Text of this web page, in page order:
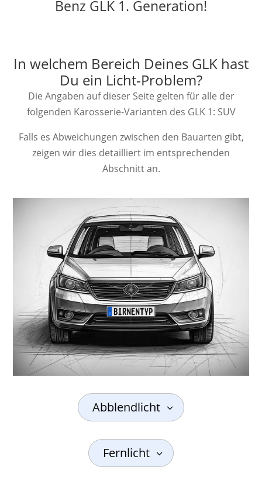
Benz GLK 1. Generation!
In welchem Bereich Deines GLK hast
Du ein Licht-Problem?
Die Angaben auf dieser Seite gelten für alle der
folgenden Karosserie-Varianten des GLK 1: SUV
Falls es Abweichungen zwischen den Bauarten gibt,
zeigen wir dies detailliert im entsprechenden
Abschnitt an.
Abblendlicht
Fernlicht